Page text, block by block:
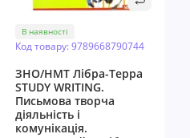
В наявності
Код товару: 9789668790744
ЗНО/НМТ Лібра-Терра
STUDY WRITING.
Письмова творча
діяльність і
комунікація.